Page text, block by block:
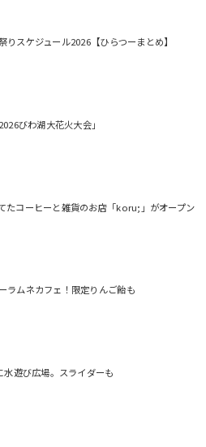
りスケジュール2026【ひらつーまとめ】
びわ湖大花火大会」
たコーヒーと雑貨のお店「koru;」がオープン
ラムネカフェ！限定りんご飴も
水遊び広場。スライダーも